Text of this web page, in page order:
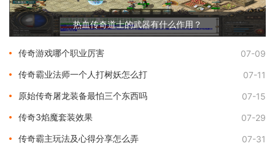
热血传奇道士的武器有什么作用？
传奇游戏哪个职业厉害
07-09
传奇霸业法师一个人打树妖怎么打
07-11
原始传奇屠龙装备最怕三个东西吗
07-15
传奇3焰魔套装效果
07-29
传奇霸主玩法及心得分享怎么弄
07-31